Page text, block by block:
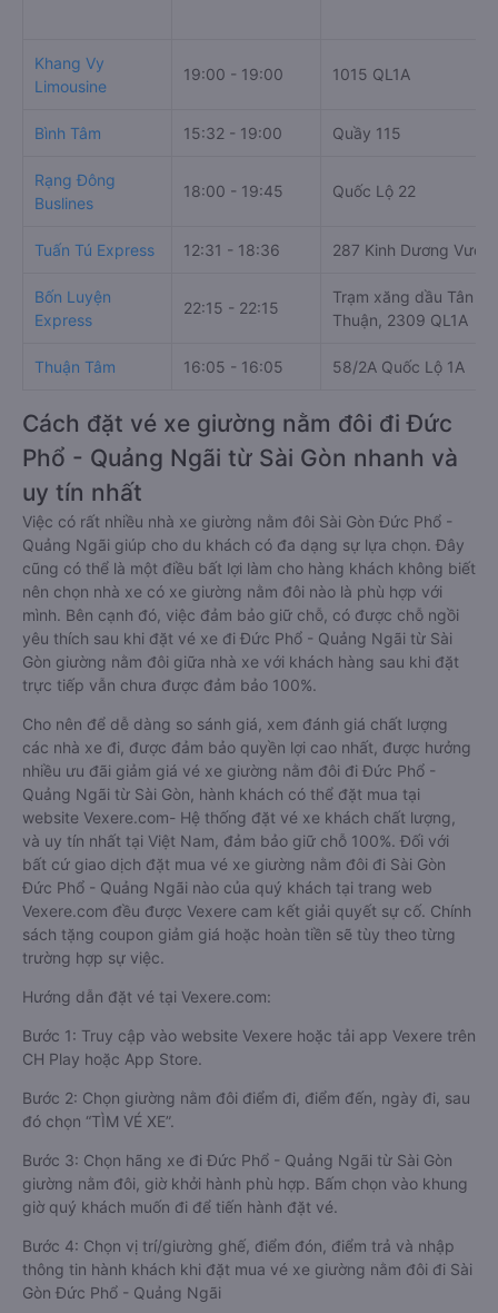
Khang Vy
Limousine
19:00 - 19:00 1015 QL1A
Bình Tâm 15:32 - 19:00 Quầy 115
Rạng Đông
Buslines
18:00 - 19:45 Quốc Lộ 22
Tuấn Tú Express 12:31 - 18:36 287 Kinh Dương
Bốn Luyện
Express
22:15 - 22:15
Trạm xăng dầu Tân
Thuận, 2309 QL1A
Thuận Tâm 16:05 - 16:05 58/2A Quốc Lộ 1A
Cách đặt vé xe giường nằm đôi đi Đức
Phổ - Quảng Ngãi từ Sài Gòn nhanh và
uy tín nhất
Việc có rất nhiều nhà xe giường nằm đôi Sài Gòn Đức Phổ -
Quảng Ngãi giúp cho du khách có đa dạng sự lựa chọn. Đây
cũng có thể là một điều bất lợi làm cho hàng khách không biết
nên chọn nhà xe có xe giường nằm đôi nào là phù hợp với
mình. Bên cạnh đó, việc đảm bảo giữ chỗ, có được chỗ ngồi
yêu thích sau khi đặt vé xe đi Đức Phổ - Quảng Ngãi từ Sài
Gòn giường nằm đôi giữa nhà xe với khách hàng sau khi đặt
trực tiếp vẫn chưa được đảm bảo 100%.
Cho nên để dễ dàng so sánh giá, xem đánh giá chất lượng
các nhà xe đi, được đảm bảo quyền lợi cao nhất, được hưởng
nhiều ưu đãi giảm giá vé xe giường nằm đôi đi Đức Phổ -
Quảng Ngãi từ Sài Gòn, hành khách có thể đặt mua tại
website Vexere.com- Hệ thống đặt vé xe khách chất lượng,
và uy tín nhất tại Việt Nam, đảm bảo giữ chỗ 100%. Đối với
bất cứ giao dịch đặt mua vé xe giường nằm đôi đi Sài Gòn
Đức Phổ - Quảng Ngãi nào của quý khách tại trang web
Vexere.com đều được Vexere cam kết giải quyết sự cố. Chính
sách tặng coupon giảm giá hoặc hoàn tiền sẽ tùy theo từng
trường hợp sự việc.
Hướng dẫn đặt vé tại Vexere.com:
Bước 1: Truy cập vào website Vexere hoặc tải app Vexere trên
CH Play hoặc App Store.
Bước 2: Chọn giường nằm đôi điểm đi, điểm đến, ngày đi, sau
đó chọn “TÌM VÉ XE”.
Bước 3: Chọn hãng xe đi Đức Phổ - Quảng Ngãi từ Sài Gòn
giường nằm đôi, giờ khởi hành phù hợp. Bấm chọn vào khung
giờ quý khách muốn đi để tiến hành đặt vé.
Bước 4: Chọn vị trí/giường ghế, điểm đón, điểm trả và nhập
thông tin hành khách khi đặt mua vé xe giường nằm đôi đi Sài
Gòn Đức Phổ - Quảng Ngãi